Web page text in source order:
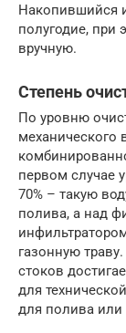
Накопившийся
полугодие, при
вручную.
Степень
По уровню
механического
первом случае
70% – такую
полива, а над
газонную
стоков
для
для полива или